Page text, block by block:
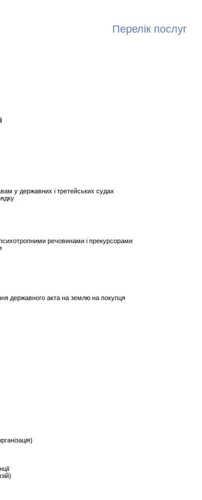
Перелік послуг
у державних і третейських судах
речовинами і прекурсорами
державного акта на землю на покупця